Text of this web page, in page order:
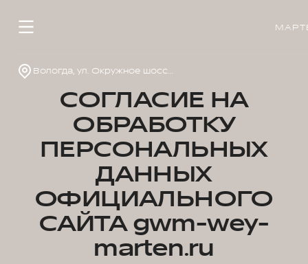
Вологда, ул. Окружное шоссе, д.33
СОГЛАСИЕ НА
ОБРАБОТКУ
ПЕРСОНАЛЬНЫХ
ДАННЫХ
ОФИЦИАЛЬНОГО
САЙТА gwm-wey-
marten.ru